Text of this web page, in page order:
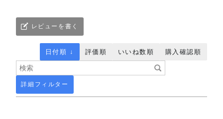
レビューを書く
詳細フィルター
日付順 ↓ 評価順 いいね数順 購入確認順